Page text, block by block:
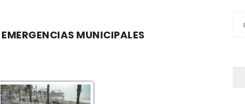
EMERGENCIAS MUNICIPALES